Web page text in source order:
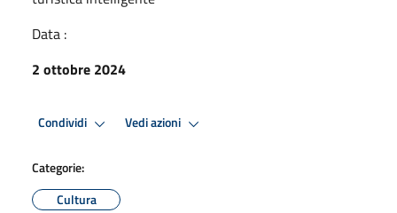
Data :
2 ottobre 2024
Condividi Vedi azioni
Categorie:
Cultura